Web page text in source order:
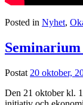
Posted in Nyhet,
Postat 20 oktober,
Den 21 oktober kl.